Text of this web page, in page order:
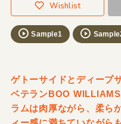
Wishlist
Sample1
ゲトーサイドとディープ
ベテランBOO
ラムは肉厚ながら、柔ら